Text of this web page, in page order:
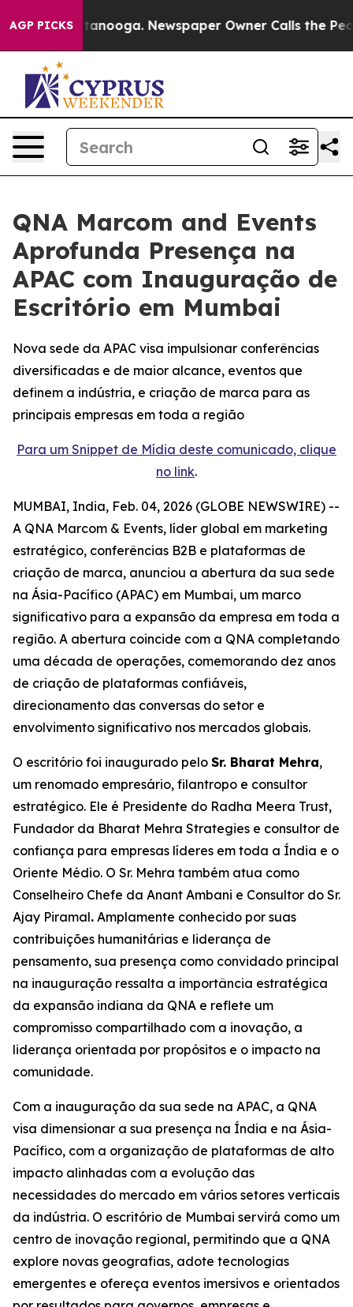
AGP PICKS
in Chattanooga. Newspaper Owner Calls the
QNA Marcom and Events
Aprofunda Presença na
APAC com Inauguração de
Escritório em Mumbai
Nova sede da APAC visa impulsionar conferências
diversificadas e de maior alcance, eventos que
definem a indústria, e criação de marca para as
principais empresas em toda a região
Para um Snippet de Mídia deste comunicado, clique
no link.
MUMBAI, India, Feb. 04, 2026 (GLOBE NEWSWIRE) --
A QNA Marcom & Events, líder global em marketing
estratégico, conferências B2B e plataformas de
criação de marca, anunciou a abertura da sua sede
na Ásia-Pacífico (APAC) em Mumbai, um marco
significativo para a expansão da empresa em toda a
região. A abertura coincide com a QNA completando
uma década de operações, comemorando dez anos
de criação de plataformas confiáveis,
direcionamento das conversas do setor e
envolvimento significativo nos mercados globais.
O escritório foi inaugurado pelo Sr. Bharat Mehra,
um renomado empresário, filantropo e consultor
estratégico. Ele é Presidente do Radha Meera Trust,
Fundador da Bharat Mehra Strategies e consultor de
confiança para empresas líderes em toda a Índia e o
Oriente Médio. O Sr. Mehra também atua como
Conselheiro Chefe da Anant Ambani e Consultor do Sr.
Ajay Piramal. Amplamente conhecido por suas
contribuições humanitárias e liderança de
pensamento, sua presença como convidado principal
na inauguração ressalta a importância estratégica
da expansão indiana da QNA e reflete um
compromisso compartilhado com a inovação, a
liderança orientada por propósitos e o impacto na
comunidade.
Com a inauguração da sua sede na APAC, a QNA
visa dimensionar a sua presença na Índia e na Ásia-
Pacífico, com a organização de plataformas de alto
impacto alinhadas com a evolução das
necessidades do mercado em vários setores verticais
da indústria. O escritório de Mumbai servirá como um
centro de inovação regional, permitindo que a QNA
explore novas geografias, adote tecnologias
emergentes e ofereça eventos imersivos e orientados